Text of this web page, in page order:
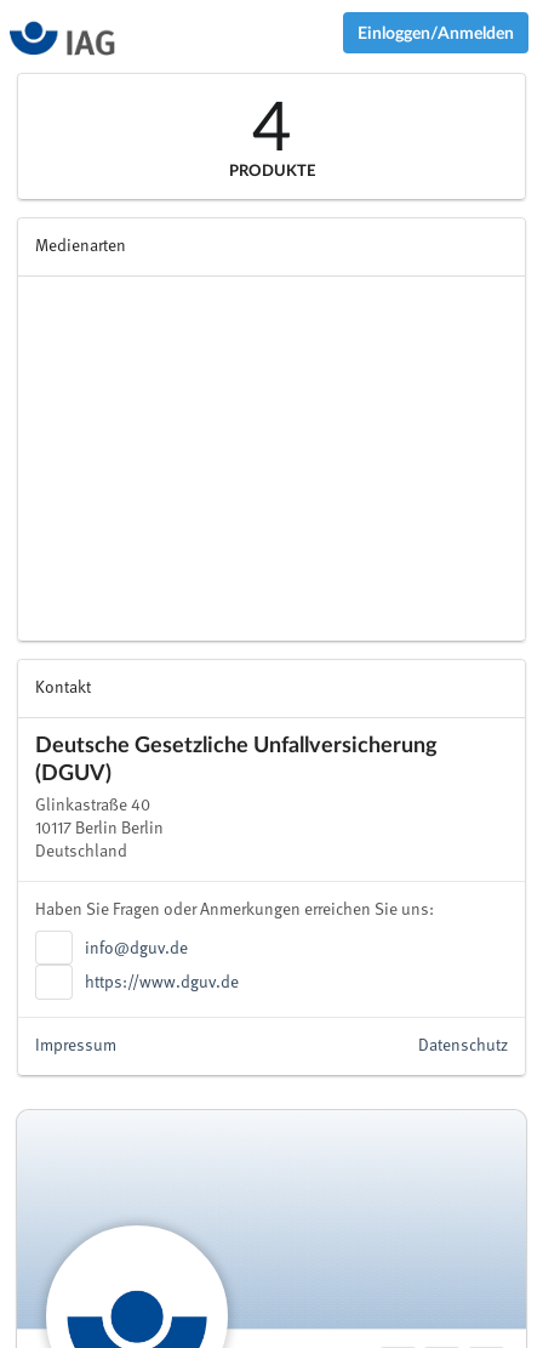
Einloggen/Anmelden
4
PRODUKTE
Medienarten
Kontakt
Deutsche Gesetzliche Unfallversicherung
(DGUV)
Glinkastraße 40
10117 Berlin Berlin
Deutschland
Haben Sie Fragen oder Anmerkungen erreichen Sie uns:
info@dguv.de
https://www.dguv.de
Datenschutz
Impressum